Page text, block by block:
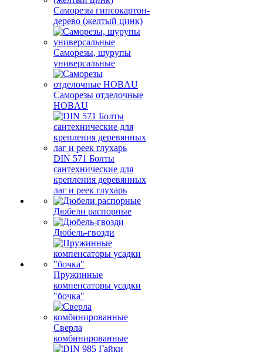
Саморезы гипсокартон-
дерево (желтый цинк)
Саморезы, шурупы
универсальные
Саморезы отделочные
HOBAU
DIN 571 Болты
сантехнические для
крепления деревянных
лаг и реек глухарь
Дюбели распорные
Дюбель-гвозди
Пружинные
компенсаторы усадки
"бочка"
Сверла
комбинированные